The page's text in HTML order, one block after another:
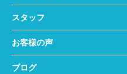
スタッフ
お客様の声
ブログ